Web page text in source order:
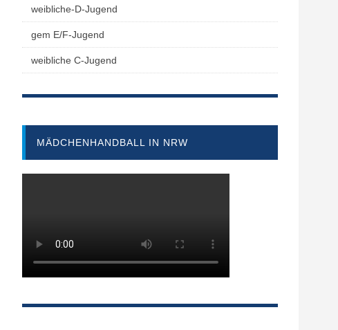
weibliche-D-Jugend
gem E/F-Jugend
weibliche C-Jugend
MÄDCHENHANDBALL IN NRW